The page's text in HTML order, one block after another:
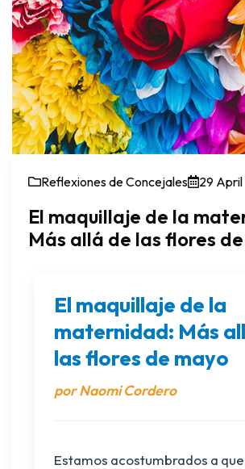
El maquillaje de la
Más allá de las flores
Reflexiones de Concejales 29
El maquillaje de la
maternidad: Más
las flores de mayo
por Naomi Cordero
Estamos acostumbrados a